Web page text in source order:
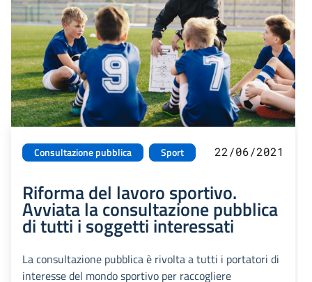
Consultazione pubblica Sport 22/06/2021
Riforma del lavoro sportivo.
Avviata la consultazione pubblica
di tutti i soggetti interessati
La consultazione pubblica è rivolta a tutti i portatori di
interesse del mondo sportivo per raccogliere